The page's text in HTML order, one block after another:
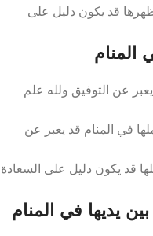
ظهرها قد يكون دليل على
المنام
عن التوفيق ولله علم
في المنام قد يعبر عن
قد يكون دليل على السعادة
يديها في المنام